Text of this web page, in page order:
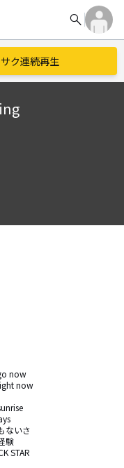
search
ク連続再生
now
now
ないさ
験
STAR